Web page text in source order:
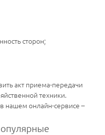
сторон;
акт приема-передачи
техники.
нашем онлайн-сервисе –